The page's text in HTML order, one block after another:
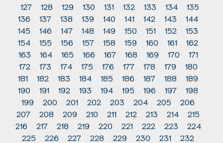
127
128 129 130 131 132 133 134
135
136
137 138 139 140 141 142 143
144
145
146 147 148 149 150 151 152
153
154
155 156 157 158 159 160 161
162
163
164 165 166 167 168 169 170
171
172
173 174 175 176 177 178 179
180
181
182 183 184 185 186 187 188
189
190
191 192 193 194 195 196 197
198
199
200 201 202 203 204 205
206
207
208 209 210 211 212 213 214
215
216
217 218 219 220 221 222 223
224
225
226 227 228 229 230 231
232